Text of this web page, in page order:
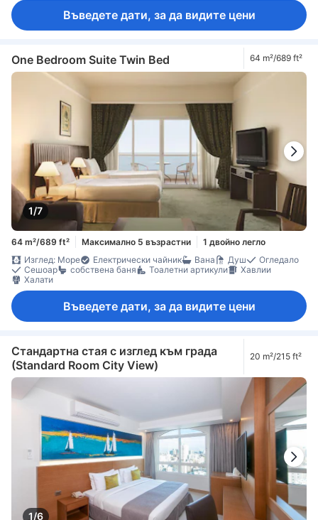
Въведете дати, за да видите цени
One Bedroom Suite Twin Bed 64 m²/689 ft²
1/7
64 m²/689 ft² Максимално 5 възрастни
1 двойно легло
Изглед: Море
Електрически чайник Вана Душ
Огледало
Сешоар
собствена баня Тоалетни артикули
Хавлии
Халати
Въведете дати, за да видите цени
Стандартна стая с изглед към града
(Standard Room City View)
20 m²/215 ft²
1/6